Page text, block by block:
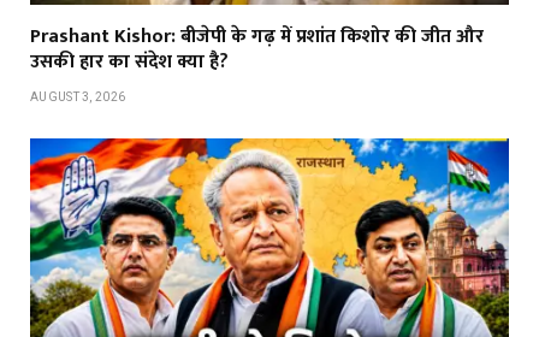
Prashant Kishor: बीजेपी के गढ़ में प्रशांत किशोर की जीत और
उसकी हार का संदेश क्या है?
AUGUST 3, 2026